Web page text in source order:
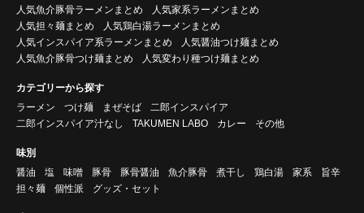
人気魚介豚骨ラーメンまとめ
人気家系ラーメンまとめ
人気担々麺まとめ
人気鶏白湯ラーメンまとめ
人気インスパイア系ラーメンまとめ
人気醤油つけ麺まとめ
人気魚介豚骨つけ麺まとめ
人気変わり種つけ麺まとめ
カテゴリーから探す
ラーメン
つけ麺 まぜそば
二郎インスパイア
二郎インスパイア汁なし
TAKUMEN LABO カレー その他
味別
醤油
塩 味噌 豚骨 豚骨醤油 魚介豚骨 煮干し 鶏白湯 家系
旨辛
担々麺
個性派 グッズ・セット